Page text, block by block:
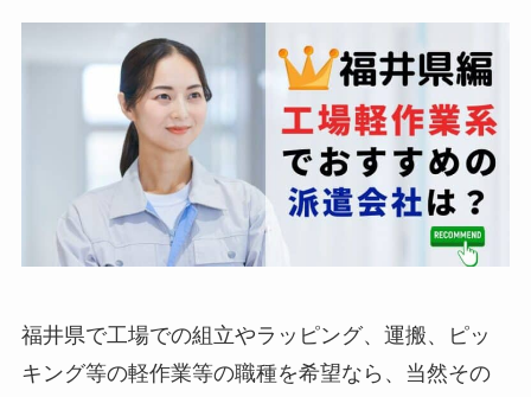
福井県で工場での組立やラッピング、運搬、ピッ
キング等の軽作業等の職種を希望なら、当然その